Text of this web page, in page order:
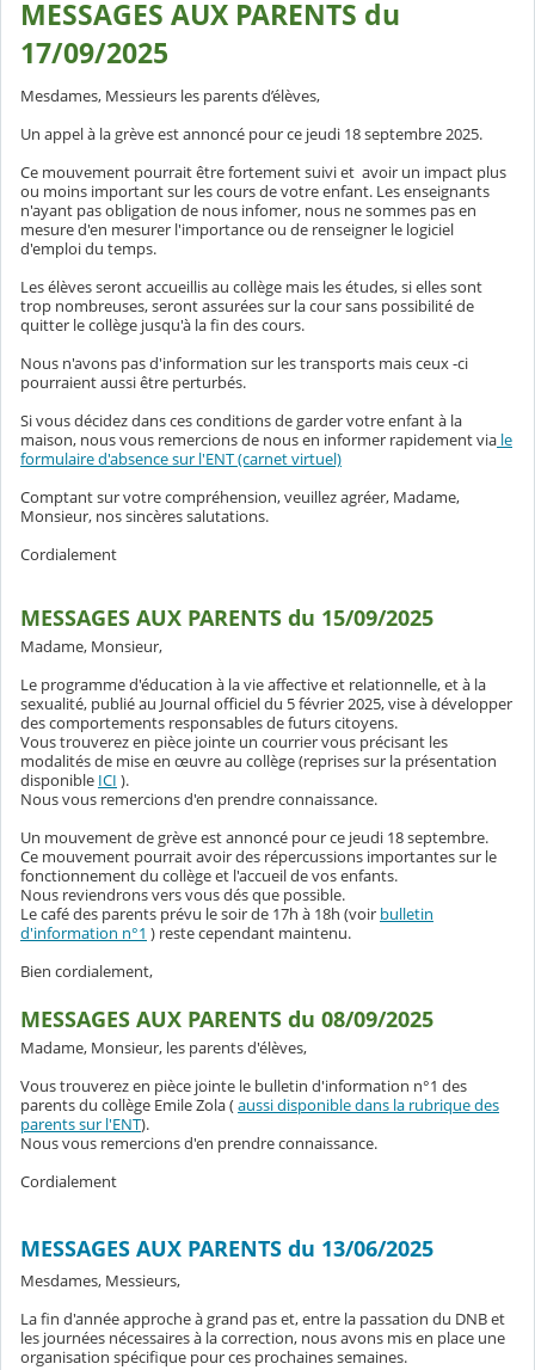
MESSAGES AUX PARENTS du
17/09/2025
Mesdames, Messieurs les parents d’élèves,
Un appel à la grève est annoncé pour ce jeudi 18 septembre 2025.
Ce mouvement pourrait être fortement suivi et avoir un impact plus
ou moins important sur les cours de votre enfant. Les enseignants
n'ayant pas obligation de nous infomer, nous ne sommes pas en
mesure d'en mesurer l'importance ou de renseigner le logiciel
d'emploi du temps.
Les élèves seront accueillis au collège mais les études, si elles sont
trop nombreuses, seront assurées sur la cour sans possibilité de
quitter le collège jusqu'à la fin des cours.
Nous n'avons pas d'information sur les transports mais ceux -ci
pourraient aussi être perturbés.
Si vous décidez dans ces conditions de garder votre enfant à la
maison, nous vous remercions de nous en informer rapidement via le
formulaire d'absence sur l'ENT (carnet virtuel)
Comptant sur votre compréhension, veuillez agréer, Madame,
Monsieur, nos sincères salutations.
Cordialement
MESSAGES AUX PARENTS du 15/09/2025
Madame, Monsieur,
Le programme d'éducation à la vie affective et relationnelle, et à la
sexualité, publié au Journal officiel du 5 février 2025, vise à développer
des comportements responsables de futurs citoyens.
Vous trouverez en pièce jointe un courrier vous précisant les
modalités de mise en œuvre au collège (reprises sur la présentation
disponible ICI ).
Nous vous remercions d'en prendre connaissance.
Un mouvement de grève est annoncé pour ce jeudi 18 septembre.
Ce mouvement pourrait avoir des répercussions importantes sur le
fonctionnement du collège et l'accueil de vos enfants.
Nous reviendrons vers vous dés que possible.
Le café des parents prévu le soir de 17h à 18h (voir bulletin
d'information n°1 ) reste cependant maintenu.
Bien cordialement,
MESSAGES AUX PARENTS du 08/09/2025
Madame, Monsieur, les parents d'élèves,
Vous trouverez en pièce jointe le bulletin d'information n°1 des
parents du collège Emile Zola (aussi disponible dans la rubrique des
parents sur l'ENT).
Nous vous remercions d'en prendre connaissance.
Cordialement
MESSAGES AUX PARENTS du 13/06/2025
Mesdames, Messieurs,
La fin d'année approche à grand pas et, entre la passation du DNB et
les journées nécessaires à la correction, nous avons mis en place une
organisation spécifique pour ces prochaines semaines.